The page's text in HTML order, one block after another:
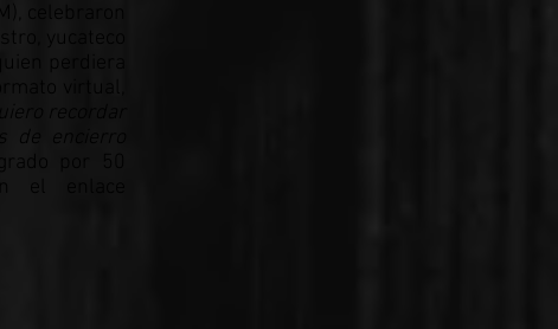
celebraron
yucateco
perdiera
virtual,
encierro
por 50
el enlace